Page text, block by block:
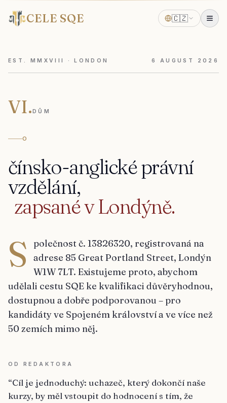
CELE SQE 🇨🇿
EST. MMXVIII · LONDON 6 AUGUST 2026
VI.DŮM
O
čínsko-anglicképrávní
vzdělání,
zapsanévLondýně.
S
polečnost č. 13826320, registrovaná na
adrese 85 Great Portland Street, Londýn
W1W 7LT. Existujeme proto, abychom
udělali cestu SQE ke kvalifikaci důvěryhodnou,
dostupnou a dobře podporovanou – pro
kandidáty ve Spojeném království a ve více než
50 zemích mimo něj.
OD REDAKTORA
“Cíl je jednoduchý: uchazeč, který dokončí naše
kurzy, by měl vstoupit do hodnocení s tím, že